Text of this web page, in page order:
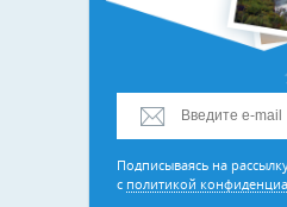
Подписываясь на
с политикой